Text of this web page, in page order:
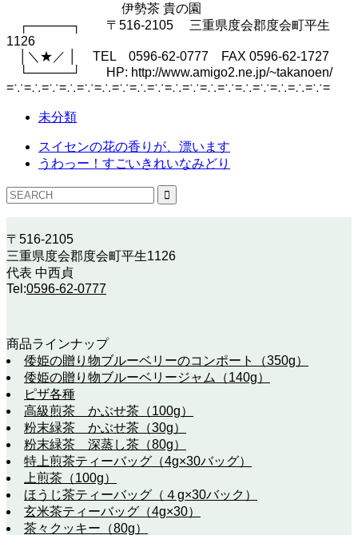
伊勢茶 貴の園
┌─────┐ 〒516-2105 三重県度会郡度会町平生
1126
│＼★／ │ TEL 0596-62-0777 FAX 0596-62-1727
└─────┘ HP: http://www.amigo2.ne.jp/~takanoen/
=∵=∴=∵=∴=∵=∴=∵=∴=∵=∴=∵=∴=∵=∴=∵=∴=∴=∵=
未分類
スイセンの花の香りが、漂います
うわっー！すごいきれいなみどり
〒516-2105
三重県度会郡度会町平生1126
代表 中西貞
Tel:0596-62-0777
商品ラインナップ
倭姫の贈り物ブルーベリーのコンポート（350g）
倭姫の贈り物ブルーベリージャム（140g）
ピザ各種
高級煎茶 かぶせ茶（100g）
粉末緑茶 かぶせ茶（30g）
粉末緑茶 深蒸し茶（80g）
特上煎茶ティーバッグ（4g×30バッグ）
上煎茶（100g）
ほうじ茶ティーバッグ（４g×30バック）
玄米茶ティーバッグ（4g×30）
茶々クッキー（80g）